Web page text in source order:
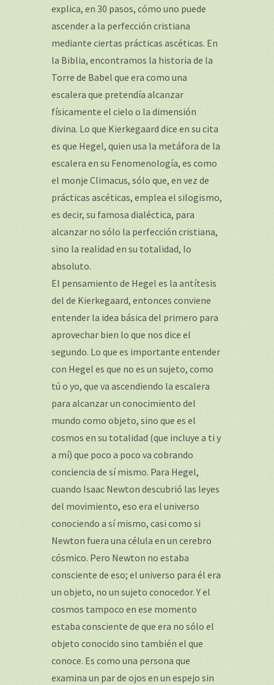
explica, en 30 pasos, cómo uno puede
ascender a la perfección cristiana
mediante ciertas prácticas ascéticas. En
la Biblia, encontramos la historia de la
Torre de Babel que era como una
escalera que pretendía alcanzar
físicamente el cielo o la dimensión
divina. Lo que Kierkegaard dice en su cita
es que Hegel, quien usa la metáfora de la
escalera en su Fenomenología, es como
el monje Climacus, sólo que, en vez de
prácticas ascéticas, emplea el silogismo,
es decir, su famosa dialéctica, para
alcanzar no sólo la perfección cristiana,
sino la realidad en su totalidad, lo
absoluto.
El pensamiento de Hegel es la antítesis
del de Kierkegaard, entonces conviene
entender la idea básica del primero para
aprovechar bien lo que nos dice el
segundo. Lo que es importante entender
con Hegel es que no es un sujeto, como
tú o yo, que va ascendiendo la escalera
para alcanzar un conocimiento del
mundo como objeto, sino que es el
cosmos en su totalidad (que incluye a ti y
a mí) que poco a poco va cobrando
conciencia de sí mismo. Para Hegel,
cuando Isaac Newton descubrió las leyes
del movimiento, eso era el universo
conociendo a sí mismo, casi como si
Newton fuera una célula en un cerebro
cósmico. Pero Newton no estaba
consciente de eso; el universo para él era
un objeto, no un sujeto conocedor. Y el
cosmos tampoco en ese momento
estaba consciente de que era no sólo el
objeto conocido sino también el que
conoce. Es como una persona que
examina un par de ojos en un espejo sin